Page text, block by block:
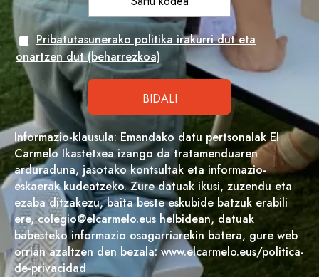
Pribatutasunerako politika irakurri dut eta
onartzen dut (beharrezkoa)
Informazio-klausula: Emandako datu pertsonalak El
Carmelo Ikastetxea izango da tratamenduaren
arduraduna, jasotako kontsultak eta informazio-
eskaerak kudeatzeko. Zure datuak ikusi, zuzendu eta
ezaba ditzakezu, baita beste eskubide batzuk erabili
ere, colegio@elcarmelo.eus helbidean, datuak
babesteko informazio osagarriarekin batera, gure web
orrian azaltzen den bezala: www.elcarmelo.eus/politica-
de-privacidad